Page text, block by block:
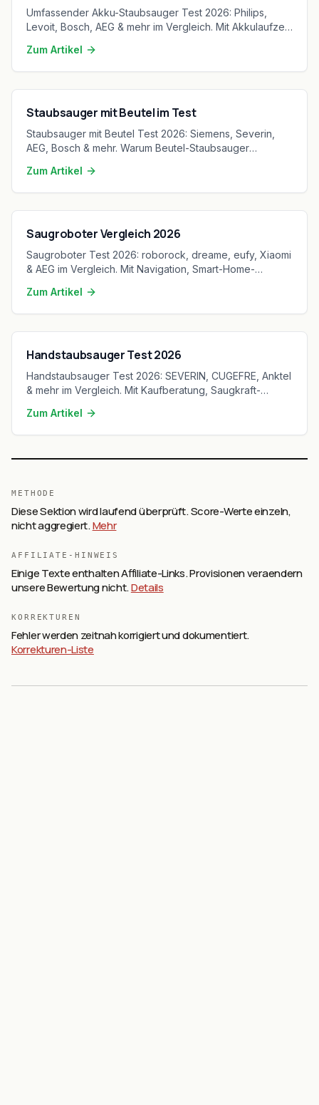
Umfassender Akku-Staubsauger Test 2026: Philips,
Levoit, Bosch, AEG & mehr im Vergleich. Mit Akkulaufzeit,
Zum Artikel
Staubsauger mit Beutel im Test
Staubsauger mit Beutel Test 2026: Siemens, Severin,
AEG, Bosch & mehr. Warum Beutel-Staubsauger
Zum Artikel
Saugroboter Vergleich 2026
Saugroboter Test 2026: roborock, dreame, eufy, Xiaomi
& AEG im Vergleich. Mit Navigation, Smart-Home-
Zum Artikel
Handstaubsauger Test 2026
Handstaubsauger Test 2026: SEVERIN, CUGEFRE, Anktel
& mehr im Vergleich. Mit Kaufberatung, Saugkraft-
Zum Artikel
METHODE
Diese Sektion wird laufend überprüft. Score-Werte einzeln,
nicht aggregiert.Mehr
AFFILIATE-HINWEIS
Einige Texte enthalten Affiliate-Links. Provisionen veraendern
unsere Bewertung nicht.Details
KORREKTUREN
Fehler werden zeitnah korrigiert und dokumentiert.
Korrekturen-Liste